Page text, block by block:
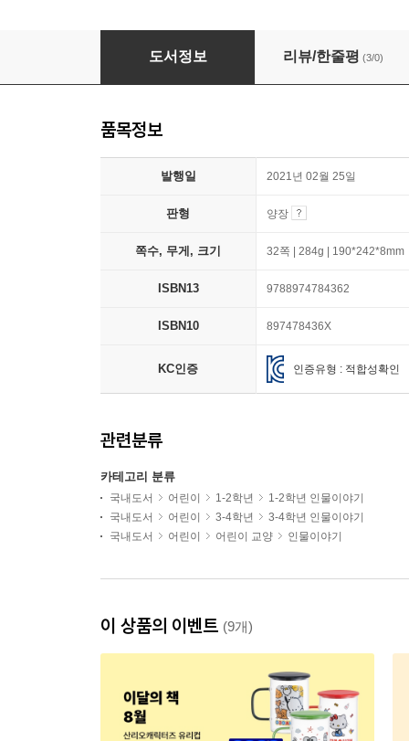
필 나이트
도서정보 리뷰/한줄평 (3/0)
품목정보
발행일 2021년 02월 25일
판형 양장
쪽수, 무게, 크기 32쪽 | 284g | 190*242*8mm
ISBN13 9788974784362
ISBN10 897478436X
KC인증 인증유형 : 적합성확인
관련분류
카테고리 분류
국내도서 어린이 1-2학년
1-2학년 인물이야기
국내도서
어린이 3-4학년
3-4학년 인물이야기
국내도서
어린이 어린이 교양 인물이야기
이 상품의 이벤트 (9개)